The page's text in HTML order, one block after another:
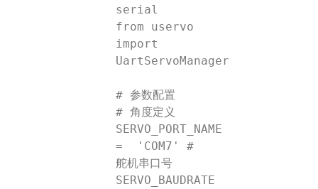
serial
from uservo
import
UartServoManager
# 参数配置
# 角度定义
SERVO_PORT_NAME
=  'COM7' #
舵机串口号
SERVO_BAUDRATE